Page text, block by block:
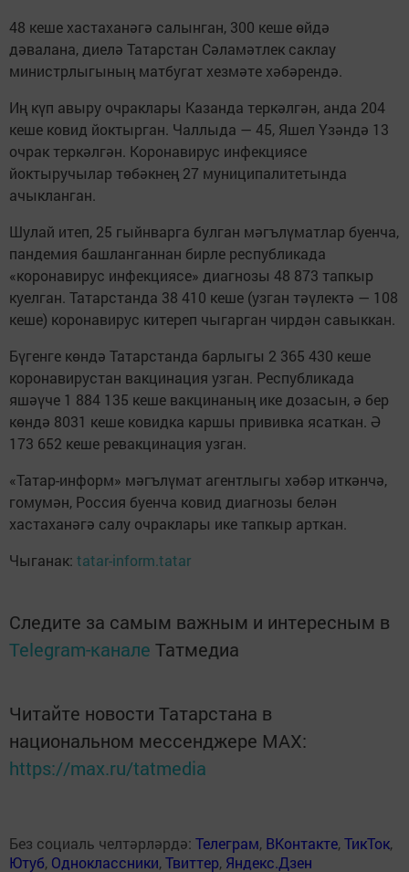
48 кеше хастаханәгә салынган, 300 кеше өйдә
дәвалана, диелә Татарстан Сәламәтлек саклау
министрлыгының матбугат хезмәте хәбәрендә.
Иң күп авыру очраклары Казанда теркәлгән, анда 204
кеше ковид йоктырган. Чаллыда — 45, Яшел Үзәндә 13
очрак теркәлгән. Коронавирус инфекциясе
йоктыручылар төбәкнең 27 муниципалитетында
ачыкланган.
Шулай итеп, 25 гыйнварга булган мәгълүматлар буенча,
пандемия башланганнан бирле республикада
«коронавирус инфекциясе» диагнозы 48 873 тапкыр
куелган. Татарстанда 38 410 кеше (узган тәүлектә — 108
кеше) коронавирус китереп чыгарган чирдән савыккан.
Бүгенге көндә Татарстанда барлыгы 2 365 430 кеше
коронавирустан вакцинация узган. Республикада
яшәүче 1 884 135 кеше вакцинаның ике дозасын, ә бер
көндә 8031 кеше ковидка каршы прививка ясаткан. Ә
173 652 кеше ревакцинация узган.
«Татар-информ» мәгълүмат агентлыгы хәбәр иткәнчә,
гомумән, Россия буенча ковид диагнозы белән
хастаханәгә салу очраклары ике тапкыр арткан.
Чыганак: tatar-inform.tatar
Следите за самым важным и интересным в
Telegram-канале Татмедиа
Читайте новости Татарстана в
национальном мессенджере MАХ:
https://max.ru/tatmedia
Без социаль челтәрләрдә: Телеграм, ВКонтакте,ТикТок,
Ютуб, Одноклассники,Твиттер, Яндекс.Дзен